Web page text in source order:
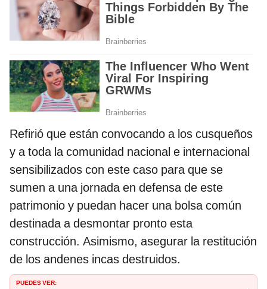
Refirió que están convocando a los cusqueños
y a toda la comunidad nacional e internacional
sensibilizados con este caso para que se
sumen a una jornada en defensa de este
patrimonio y puedan hacer una bolsa común
destinada a desmontar pronto esta
construcción. Asimismo, asegurar la restitución
de los andenes incas destruidos.
PUEDES VER: